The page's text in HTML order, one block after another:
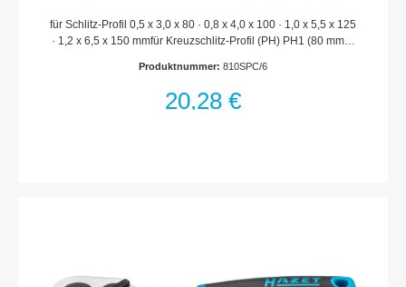
für Schlitz-Profil 0,5 x 3,0 x 80 · 0,8 x 4,0 x 100 · 1,0 x 5,5 x 125
· 1,2 x 6,5 x 150 mmfür Kreuzschlitz-Profil (PH) PH1 (80 mm) ·
hohe KraftübertragungOberfläche: Klinge mattverchromt,
PHNetto-Gewicht (kg): 0.52 kgAnzahl Werkzeuge: 6
Produktnummer: 810SPC/6
20,28 €